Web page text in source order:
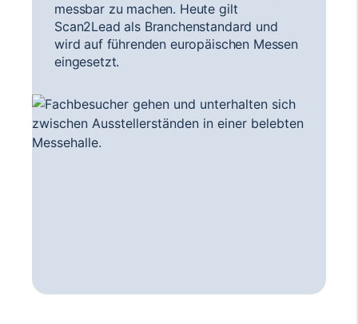
messbar zu machen. Heute gilt
Scan2Lead als Branchenstandard und
wird auf führenden europäischen Messen
eingesetzt.